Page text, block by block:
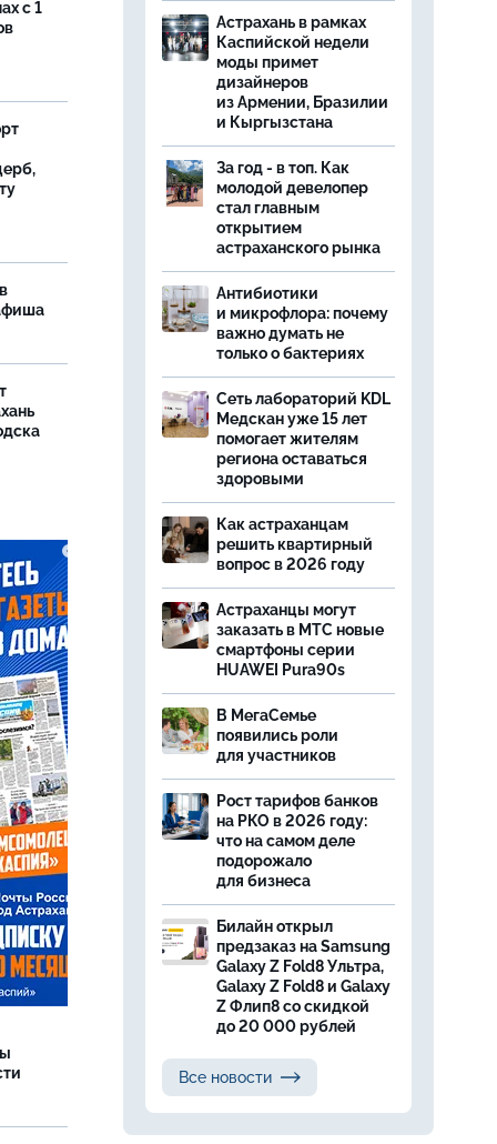
с 1
Астрахань в рамках
Каспийской недели
моды примет
дизайнеров
из Армении, Бразилии
и Кыргызстана
За год - в топ. Как
молодой девелопер
стал главным
открытием
астраханского рынка
Антибиотики
и микрофлора: почему
важно думать не
только о бактериях
Сеть лабораторий KDL
Медскан уже 15 лет
помогает жителям
региона оставаться
здоровыми
Как астраханцам
решить квартирный
вопрос в 2026 году
Астраханцы могут
заказать в МТС новые
смартфоны серии
HUAWEI Pura90s
В МегаСемье
появились роли
для участников
Рост тарифов банков
на РКО в 2026 году:
что на самом деле
подорожало
для бизнеса
Билайн открыл
предзаказ на Samsung
Galaxy Z Fold8 Ультра,
Galaxy Z Fold8 и Galaxy
Z Флип8 со скидкой
до 20 000 рублей
Все новости